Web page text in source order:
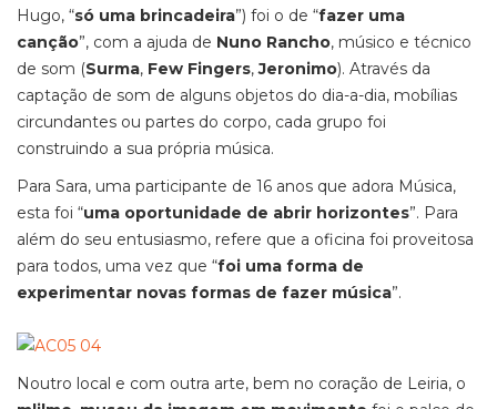
Hugo, “só uma brincadeira”) foi o de “fazer uma
canção”, com a ajuda de Nuno Rancho, músico e técnico
de som (Surma, Few Fingers,Jeronimo). Através da
captação de som de alguns objetos do dia-a-dia, mobílias
circundantes ou partes do corpo, cada grupo foi
construindo a sua própria música.
Para Sara, uma participante de 16 anos que adora Música,
esta foi “uma oportunidade de abrir horizontes”. Para
além do seu entusiasmo, refere que a oficina foi proveitosa
para todos, uma vez que “foi uma forma de
experimentar novas formas de fazer música”.
Noutro local e com outra arte, bem no coração de Leiria, o